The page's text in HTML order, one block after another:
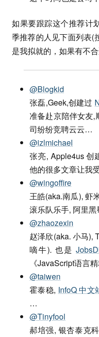
如果要跟踪这个推荐计
季推荐的人见下面列表(
是我拟就的，如果有不
@Blogkid
张磊,Geek,创建过
准备赴京陪伴女友,
司纷纷竞聘云云…
@izlmichael
张亮, Apple4us 创
他的很多文章让我
@wingoffire
王皓(aka.南瓜), 虾
滚乐队乐手, 阿里黑
@zhaozexin
赵泽欣(aka. 小马),
嘀牛). 也是
《JavaScript语言
@taiwen
霍泰稳, InfoQ 中文
…
@Tinyfool
郝培强, 银杏泰克